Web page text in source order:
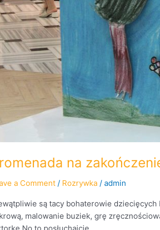
na
a Comment / Rozrywka / admin
są tacy bohaterowie
malowanie buziek, grę
No to posłuchajcie….